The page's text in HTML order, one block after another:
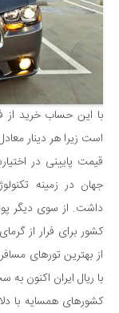
با این حساب خرید از
قیمت پایینی در
جهان در زمینه
داشت. از سوی دیگر
کشور برای فرار از
از بهترین تورهای
با ریال ایران اکنون